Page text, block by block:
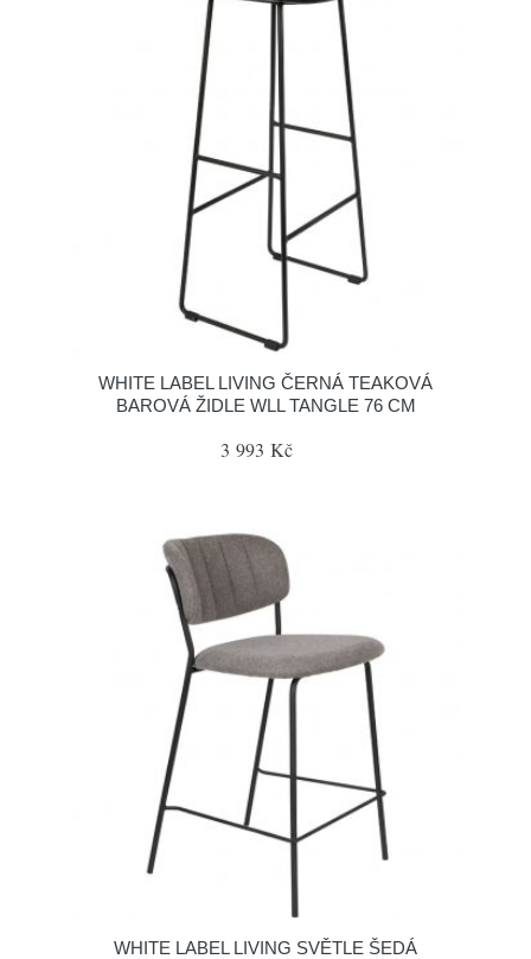
WHITE LABEL LIVING ČERNÁ TEAKOVÁ
BAROVÁ ŽIDLE WLL TANGLE 76 CM
3 993 Kč
WHITE LABEL LIVING SVĚTLE ŠEDÁ